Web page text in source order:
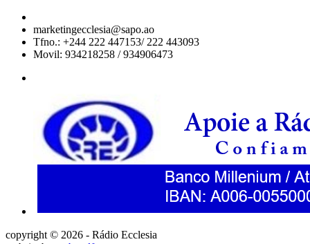
marketingecclesia@sapo.ao
Tfno.: +244 222 447153/ 222 443093
Movil: 934218258 / 934906473
copyright © 2026 - Rádio Ecclesia